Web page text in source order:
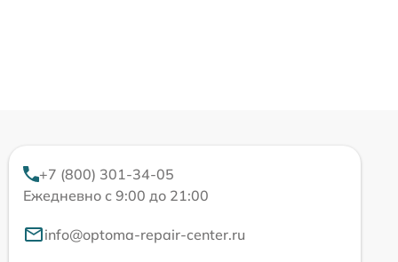
+7 (800) 301-34-05
Ежедневно с 9:00 до 21:00
info@optoma-repair-center.ru